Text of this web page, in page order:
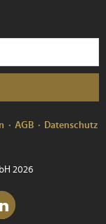
AGB
Datenschutz
2026